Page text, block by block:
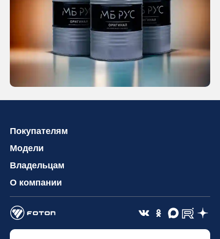
Покупателям
Модели
Владельцам
О компании